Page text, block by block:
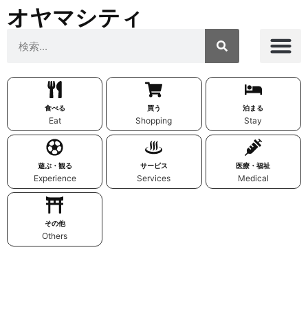
オヤマシティ
食べる
Eat
買う
Shopping
泊まる
Stay
遊ぶ・観る
Experience
サービス
Services
医療・福祉
Medical
その他
Others